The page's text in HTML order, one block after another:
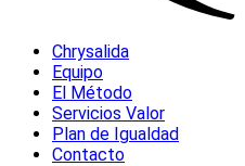
Chrysalida
Equipo
El Método
Servicios Valor
Plan de Igualdad
Contacto